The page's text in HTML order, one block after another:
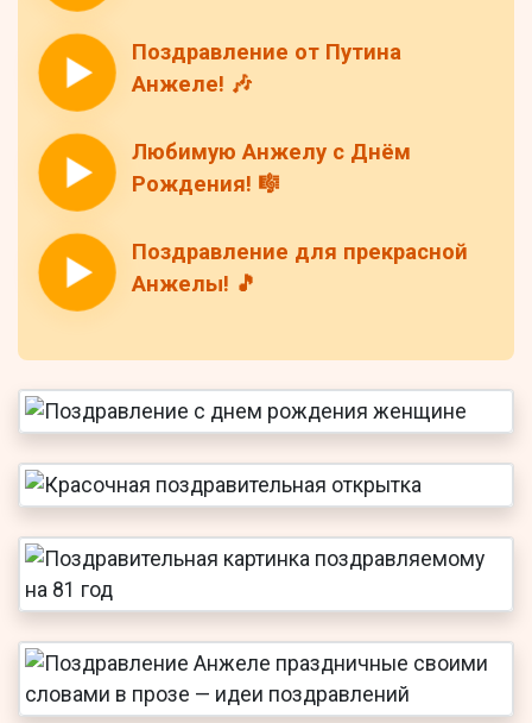
Поздравление от Путина
Анжеле! 🎶
Любимую Анжелу с Днём
Рождения! 🎼
Поздравление для прекрасной
Анжелы! 🎵